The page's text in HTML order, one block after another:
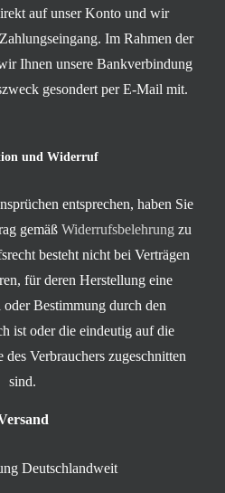
auf unser Konto und wir
Im Rahmen der
Ihnen unsere Bankverbindung
gesondert per E-Mail mit.
und Widerruf
entsprechen, haben Sie
gemäß Widerrufsbelehrung zu
besteht nicht bei Verträgen
für deren Herstellung eine
Bestimmung durch den
ist oder die eindeutig auf die
Verbrauchers zugeschnitten
sind.
Deutschlandweit